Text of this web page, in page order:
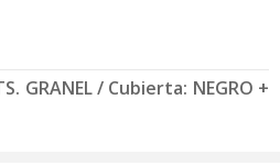
GRANEL / Cubierta: NEGRO +